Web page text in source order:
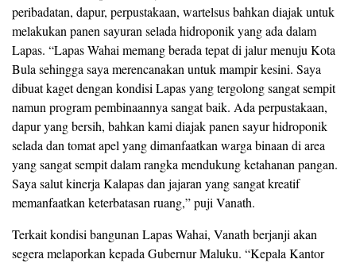
peribadatan, dapur, perpustakaan, wartelsus bahkan diajak untuk
melakukan panen sayuran selada hidroponik yang ada dalam
Lapas. “Lapas Wahai memang berada tepat di jalur menuju Kota
Bula sehingga saya merencanakan untuk mampir kesini. Saya
dibuat kaget dengan kondisi Lapas yang tergolong sangat sempit
namun program pembinaannya sangat baik. Ada perpustakaan,
dapur yang bersih, bahkan kami diajak panen sayur hidroponik
selada dan tomat apel yang dimanfaatkan warga binaan di area
yang sangat sempit dalam rangka mendukung ketahanan pangan.
Saya salut kinerja Kalapas dan jajaran yang sangat kreatif
memanfaatkan keterbatasan ruang,” puji Vanath.
Terkait kondisi bangunan Lapas Wahai, Vanath berjanji akan
segera melaporkan kepada Gubernur Maluku. “Kepala Kantor